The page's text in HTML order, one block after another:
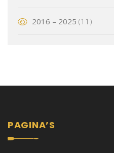
2016 – 2025 (11)
PAGINA’S